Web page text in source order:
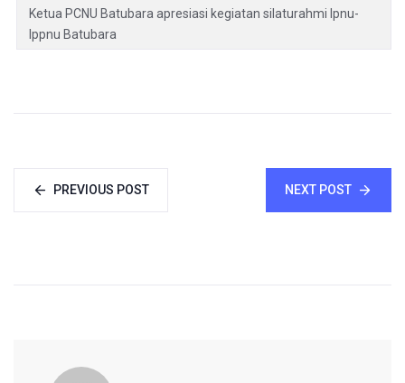
Ketua PCNU Batubara apresiasi kegiatan silaturahmi Ipnu-
Ippnu Batubara
PREVIOUS POST NEXT POST